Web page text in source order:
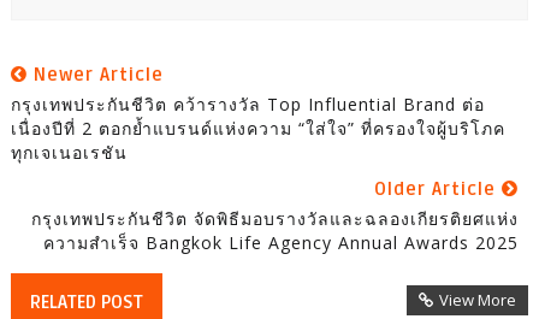
Newer Article
กรุงเทพประกันชีวิต คว้ารางวัล Top Influential Brand ต่อ
เนื่องปีที่ 2 ตอกย้ำแบรนด์แห่งความ “ใส่ใจ” ที่ครองใจผู้บริโภค
ทุกเจเนอเรชัน
Older Article
กรุงเทพประกันชีวิต จัดพิธีมอบรางวัลและฉลองเกียรติยศแห่ง
ความสำเร็จ Bangkok Life Agency Annual Awards 2025
RELATED POST View More